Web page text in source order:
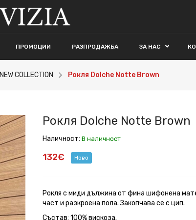
ПРОМОЦИИ РАЗПРОДАЖБА ЗА НАС
NEW COLLECTION Рокля Dolche Notte Brown
Рокля Dolche Notte Brown
Наличност: В наличност
132€ Ново
Рокля с миди дължина от фина шифонена
част и разкроена пола. Закопчава се с цип.
Състав: 100% вискоза.